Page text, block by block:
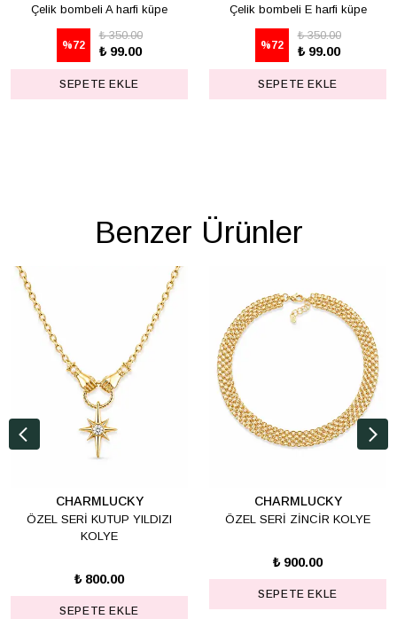
Çelik bombeli A harfi küpe
%72
₺ 350.00
₺ 99.00
SEPETE EKLE
Çelik bombeli E harfi küpe
%72
₺ 350.00
₺ 99.00
SEPETE EKLE
Benzer Ürünler
CHARMLUCKY
ÖZEL SERİ KUTUP YILDIZI
KOLYE
₺ 800.00
SEPETE EKLE
CHARMLUCKY
ÖZEL SERİ ZİNCİR KOLYE
₺ 900.00
SEPETE EKLE